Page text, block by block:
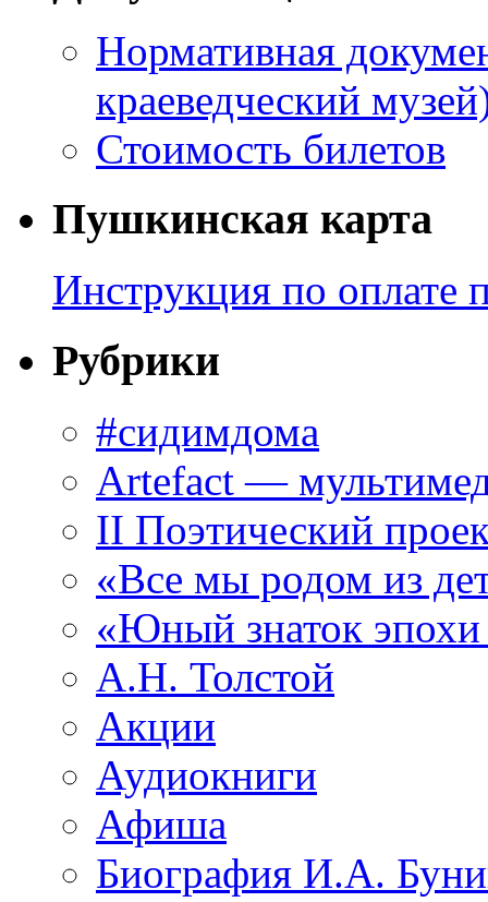
Нормативная
краеведческий
Стоимость билетов
Пушкинская карта
Инструкция по оплате
Рубрики
#сидимдома
Artefact —
II Поэтический
«Все мы родом из
«Юный знаток
А.Н. Толстой
Акции
Аудиокниги
Афиша
Биография И.А.